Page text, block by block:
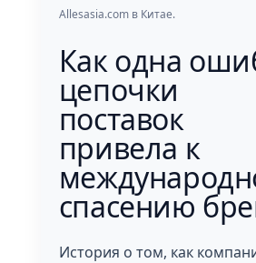
Allesasia.com в Китае.
Как одна
цепочки
поставок
привела к
спасению
История о том, как